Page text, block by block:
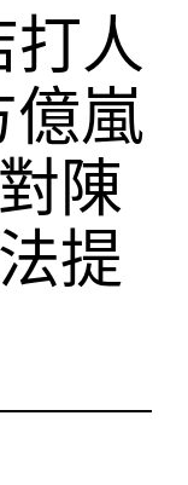
打人
億嵐
陳
提